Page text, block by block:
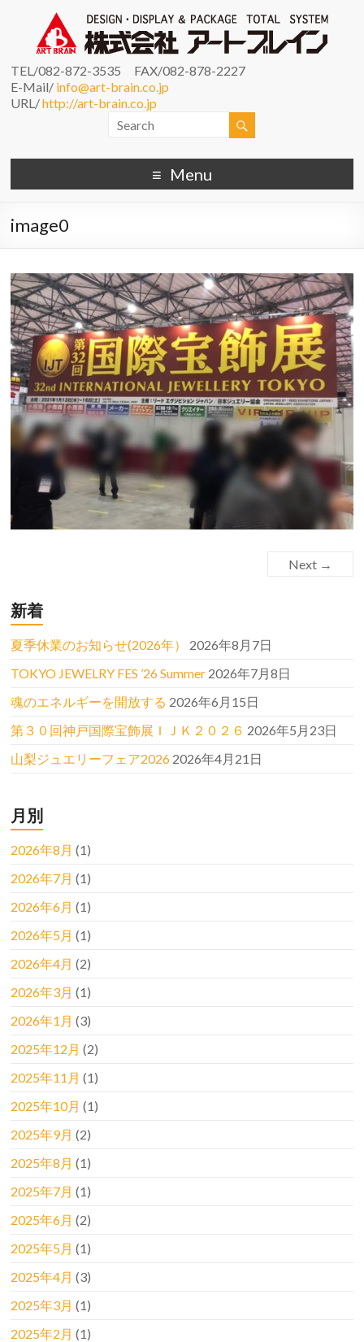
TEL/082-872-3535 FAX/082-878-2227
E-Mail/ info@art-brain.co.jp
URL/http://art-brain.co.jp
Menu
image0
Next →
新着
夏季休業のお知らせ(2026年）
2026年8月7日
TOKYO JEWELRY FES ’26 Summer 2026年7月8日
魂のエネルギーを開放する 2026年6月15日
第３０回神戸国際宝飾展ＩＪＫ２０２６ 2026年5月23日
山梨ジュエリーフェア2026 2026年4月21日
月別
2026年8月 (1)
2026年7月 (1)
2026年6月 (1)
2026年5月 (1)
2026年4月 (2)
2026年3月 (1)
2026年1月 (3)
2025年12月 (2)
2025年11月 (1)
2025年10月 (1)
2025年9月 (2)
2025年8月 (1)
2025年7月 (1)
2025年6月 (2)
2025年5月 (1)
2025年4月 (3)
2025年3月 (1)
2025年2月 (1)